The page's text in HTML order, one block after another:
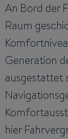
An Bord der
Raum
Generation
ausgestattet
hier